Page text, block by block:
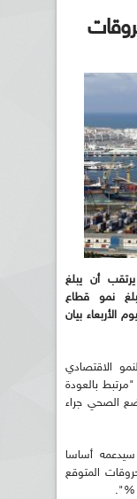
يرتقب أن يبلغ
أن يبلغ نمو قطاع
به اليوم الأربعاء بيان
الاقتصادي
بـــ +98ر3% في قانون المالية 2021 "مرتبط بالعودة
الصحي جراء
أساسا
المتوقع